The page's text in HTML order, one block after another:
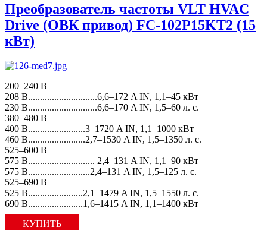
Преобразователь частоты VLT HVAC
Drive (ОВК привод) FC-102P15KT2 (15
кВт)
200–240 В
208 В.............................6,6–172 A IN, 1,1–45 кВт
230 В.............................6,6–170 A IN, 1,5–60 л. с.
380–480 В
400 В........................3–1720 A IN, 1,1–1000 кВт
460 В........................2,7–1530 A IN, 1,5–1350 л. с.
525–600 В
575 В............................ 2,4–131 A IN, 1,1–90 кВт
575 В..........................2,4–131 A IN, 1,5–125 л. с.
525–690 В
525 В.......................2,1–1479 A IN, 1,5–1550 л. с.
690 В.......................1,6–1415 A IN, 1,1–1400 кВт
КУПИТЬ